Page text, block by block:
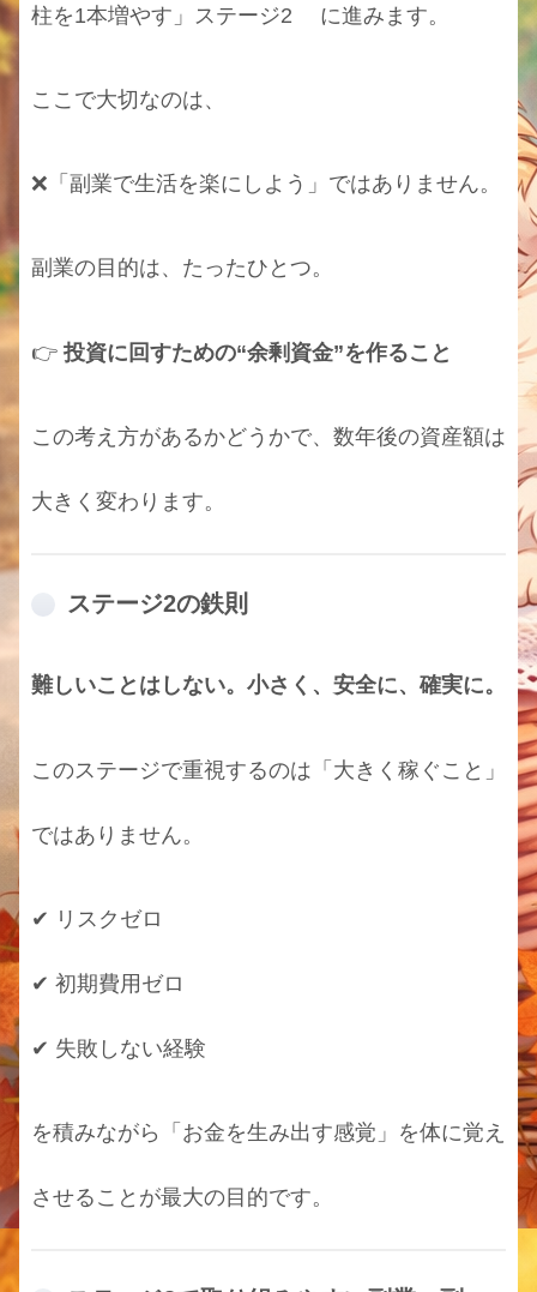
柱を1本増やす」ステージ2 に進みます。
ここで大切なのは、
❌「副業で生活を楽にしよう」ではありません。
副業の目的は、たったひとつ。
👉 投資に回すための“余剰資金”を作ること
この考え方があるかどうかで、数年後の資産額は
大きく変わります。
ステージ2の鉄則
難しいことはしない。小さく、安全に、確実に。
このステージで重視するのは「大きく稼ぐこと」
ではありません。
✔ リスクゼロ
✔ 初期費用ゼロ
✔ 失敗しない経験
を積みながら「お金を生み出す感覚」を体に覚え
させることが最大の目的です。